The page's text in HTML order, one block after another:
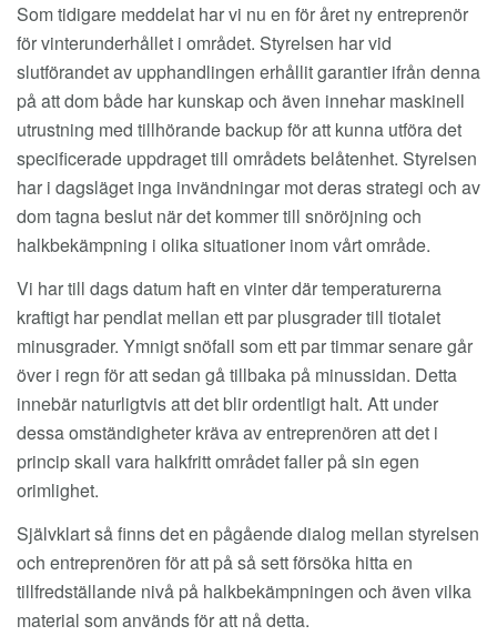
Som tidigare meddelat har vi nu en för året ny entreprenör
för vinterunderhållet i området. Styrelsen har vid
slutförandet av upphandlingen erhållit garantier ifrån denna
på att dom både har kunskap och även innehar maskinell
utrustning med tillhörande backup för att kunna utföra det
specificerade uppdraget till områdets belåtenhet. Styrelsen
har i dagsläget inga invändningar mot deras strategi och av
dom tagna beslut när det kommer till snöröjning och
halkbekämpning i olika situationer inom vårt område.
Vi har till dags datum haft en vinter där temperaturerna
kraftigt har pendlat mellan ett par plusgrader till tiotalet
minusgrader. Ymnigt snöfall som ett par timmar senare går
över i regn för att sedan gå tillbaka på minussidan. Detta
innebär naturligtvis att det blir ordentligt halt. Att under
dessa omständigheter kräva av entreprenören att det i
princip skall vara halkfritt området faller på sin egen
orimlighet.
Självklart så finns det en pågående dialog mellan styrelsen
och entreprenören för att på så sett försöka hitta en
tillfredställande nivå på halkbekämpningen och även vilka
material som används för att nå detta.